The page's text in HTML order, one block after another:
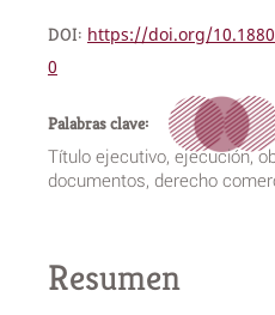
DOI: https://doi.org/
0
Palabras clave:
Título ejecutivo, ejecución,
documentos, derecho
Resumen